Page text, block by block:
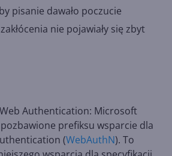
pisanie dawało poczucie
nie pojawiały się zbyt
Authentication: Microsoft
prefiksu wsparcie dla
(WebAuthN). To